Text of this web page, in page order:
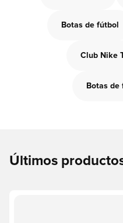
Botas de fútbol
Club Nike
Botas de
Últimos